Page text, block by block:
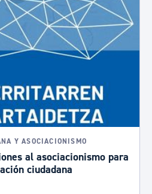
Y ASOCIACIONISMO
al asociacionismo para
ciudadana